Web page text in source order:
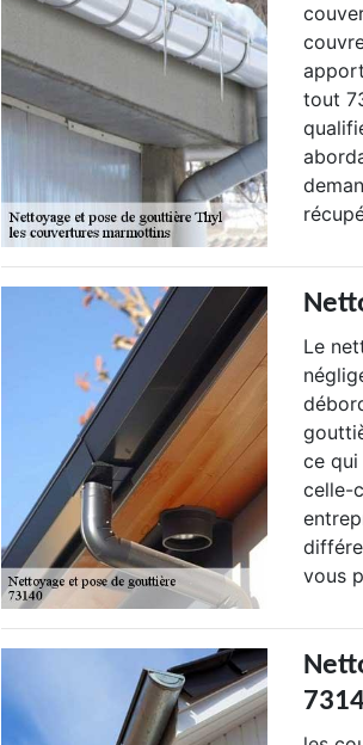
tout
Le
ce
celle-
vous